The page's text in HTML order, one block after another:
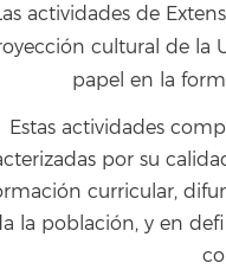
actividades de
cultural de la
papel en la
Estas actividades
por su
curricular,
la población, y en